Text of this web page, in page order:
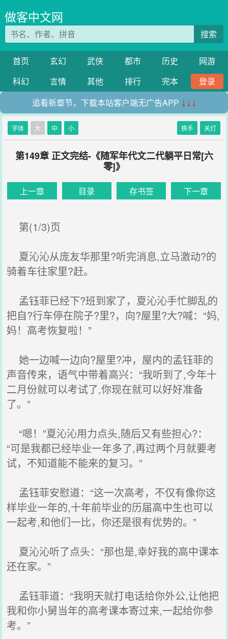
做客中文网
搜索
首页 玄幻 武侠 都市 历史
网游
科幻
言情 其他 排行 完本
登录
追看新章节，下载本站客户端无广告APP ↓↓↓
字体 大 中 小 换手 关灯
第149章 正文完结-《随军年代文二代躺平日常[六
零]》
上一章 目录 存书签 下一章
第(1/3)页
夏沁沁从庞友华那里?听完消息,立马激动?的
骑着车往家里?赶。
孟钰菲已经下?班到家了，夏沁沁手忙脚乱的
把自?行车停在院子?里?，向?屋里?大?喊：“妈,
妈！高考恢复啦！”
她一边喊一边向?屋里?冲，屋内的孟钰菲的
声音传来，语气中带着高兴：“我听到了,今年十
二月份就可以考试了,你现在就可以好好准备
了。”
“嗯！”夏沁沁用力点头,随后又有些担心?：
“可是我都已经毕业一年多了,再过两个月就要考
试，不知道能不能来的复习。”
孟钰菲安慰道：“这一次高考，不仅有像你这
样毕业一年的,十年前毕业的历届高中生也可以
一起考,和他们一比，你还是很有优势的。”
夏沁沁听了点头：“那也是,幸好我的高中课本
还在家。”
孟钰菲道：“我明天就打电话给你外公,让他把
我和你小舅当年的高考课本寄过来,一起给你参
考。”